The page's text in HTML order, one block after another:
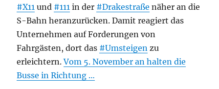
#X11 und #111 in der #Drakestraße näher an die
S-Bahn heranzurücken. Damit reagiert das
Unternehmen auf Forderungen von
Fahrgästen, dort das #Umsteigen zu
erleichtern.Vom 5. November an halten die
Busse in Richtung …